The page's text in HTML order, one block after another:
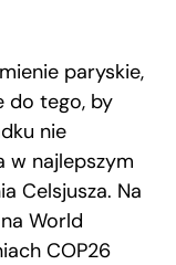
paryskie,
do tego, by
nie
w najlepszym
Celsjusza. Na
World
COP26